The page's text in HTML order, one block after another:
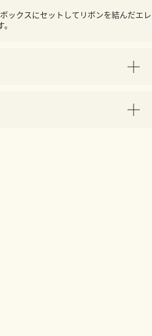
ックスにセットしてリボンを結んだエレ